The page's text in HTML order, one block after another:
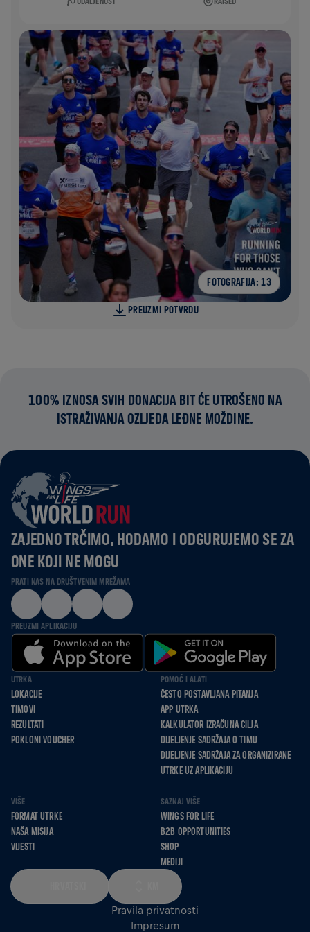
FOTOGRAFIJA: 13
PREUZMI POTVRDU
100% IZNOSA SVIH DONACIJA BIT ĆE UTROŠENO NA
ISTRAŽIVANJA OZLJEDA LEĐNE MOŽDINE.
ZAJEDNO TRČIMO, HODAMO I ODGURUJEMO SE ZA
ONE KOJI NE MOGU
PRATI NAS NA DRUŠTVENIM MREŽAMA
PREUZMI APLIKACIJU
UTRKA
LOKACIJE
TIMOVI
REZULTATI
POKLONI VOUCHER
POMOĆ I ALATI
ČESTO POSTAVLJANA PITANJA
APP UTRKA
KALKULATOR IZRAČUNA CILJA
DIJELJENJE SADRŽAJA O TIMU
DIJELJENJE SADRŽAJA ZA ORGANIZIRANE
UTRKE UZ APLIKACIJU
VIŠE
FORMAT UTRKE
NAŠA MISIJA
VIJESTI
SAZNAJ VIŠE
WINGS FOR LIFE
B2B OPPORTUNITIES
SHOP
MEDIJI
Pravila privatnosti
Impresum